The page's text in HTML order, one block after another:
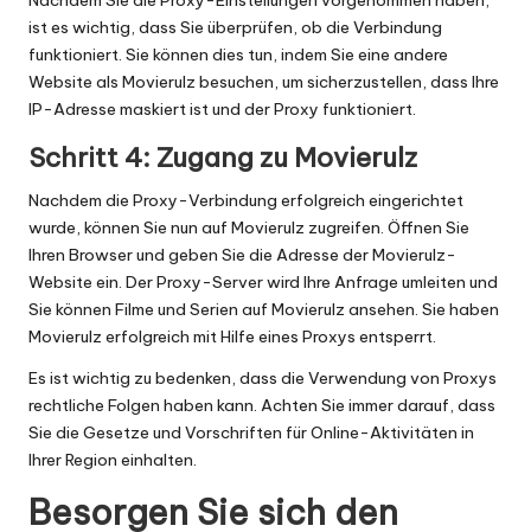
ist es wichtig, dass Sie überprüfen, ob die Verbindung
funktioniert. Sie können dies tun, indem Sie eine andere
Website als Movierulz besuchen, um sicherzustellen, dass Ihre
IP-Adresse maskiert ist und der Proxy funktioniert.
Schritt 4: Zugang zu Movierulz
Nachdem die Proxy-Verbindung erfolgreich eingerichtet
wurde, können Sie nun auf Movierulz zugreifen. Öffnen Sie
Ihren Browser und geben Sie die Adresse der Movierulz-
Website ein. Der Proxy-Server wird Ihre Anfrage umleiten und
Sie können Filme und Serien auf Movierulz ansehen. Sie haben
Movierulz erfolgreich mit Hilfe eines Proxys entsperrt.
Es ist wichtig zu bedenken, dass die Verwendung von Proxys
rechtliche Folgen haben kann. Achten Sie immer darauf, dass
Sie die Gesetze und Vorschriften für Online-Aktivitäten in
Ihrer Region einhalten.
Besorgen Sie sich den